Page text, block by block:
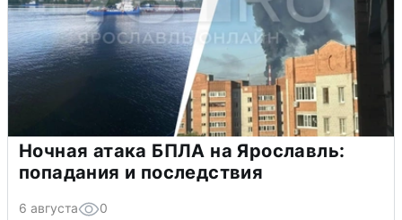
Ночная атака БПЛА на Ярославль:
попадания и последствия
6 августа 0